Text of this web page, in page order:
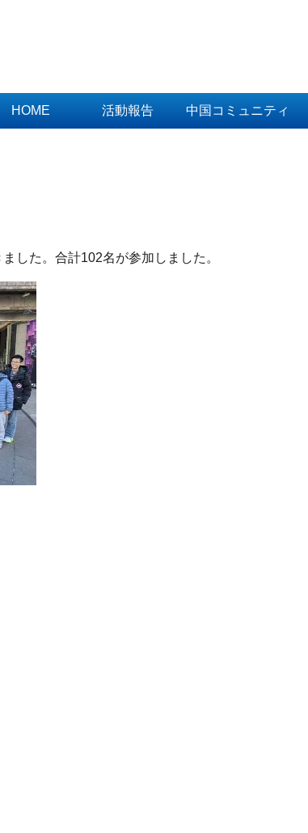
HOME 活動報告 中国コミュニティ
した。合計102名が参加しました。